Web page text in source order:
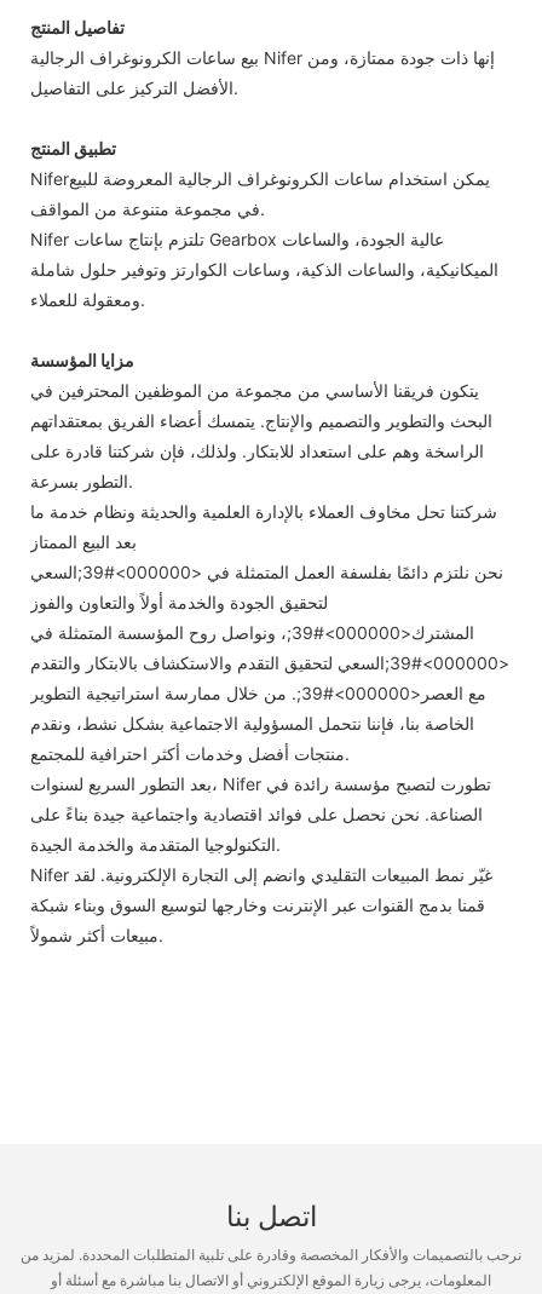
تفاصيل المنتج
بيع ساعات الكرونوغراف الرجالية Nifer إنها ذات جودة ممتازة، ومن
الأفضل التركيز على التفاصيل.
تطبيق المنتج
Niferيمكن استخدام ساعات الكرونوغراف الرجالية المعروضة للبيع
في مجموعة متنوعة من المواقف.
Nifer تلتزم بإنتاج ساعات Gearbox عالية الجودة، والساعات
الميكانيكية، والساعات الذكية، وساعات الكوارتز وتوفير حلول شاملة
ومعقولة للعملاء.
مزايا المؤسسة
يتكون فريقنا الأساسي من مجموعة من الموظفين المحترفين في
البحث والتطوير والتصميم والإنتاج. يتمسك أعضاء الفريق بمعتقداتهم
الراسخة وهم على استعداد للابتكار. ولذلك، فإن شركتنا قادرة على
التطور بسرعة.
شركتنا تحل مخاوف العملاء بالإدارة العلمية والحديثة ونظام خدمة ما
بعد البيع الممتاز
نحن نلتزم دائمًا بفلسفة العمل المتمثلة في <000000>#39;السعي
لتحقيق الجودة والخدمة أولاً والتعاون والفوز
المشترك<000000>#39;، ونواصل روح المؤسسة المتمثلة في
<000000>#39;السعي لتحقيق التقدم والاستكشاف بالابتكار والتقدم
مع العصر<000000>#39;. من خلال ممارسة استراتيجية التطوير
الخاصة بنا، فإننا نتحمل المسؤولية الاجتماعية بشكل نشط، ونقدم
منتجات أفضل وخدمات أكثر احترافية للمجتمع.
بعد التطور السريع لسنوات، Nifer تطورت لتصبح مؤسسة رائدة في
الصناعة. نحن نحصل على فوائد اقتصادية واجتماعية جيدة بناءً على
التكنولوجيا المتقدمة والخدمة الجيدة.
Nifer غيّر نمط المبيعات التقليدي وانضم إلى التجارة الإلكترونية. لقد
قمنا بدمج القنوات عبر الإنترنت وخارجها لتوسيع السوق وبناء شبكة
مبيعات أكثر شمولاً.
اتصل بنا
نرحب بالتصميمات والأفكار المخصصة وقادرة على تلبية المتطلبات المحددة. لمزيد من
المعلومات، يرجى زيارة الموقع الإلكتروني أو الاتصال بنا مباشرة مع أسئلة أو